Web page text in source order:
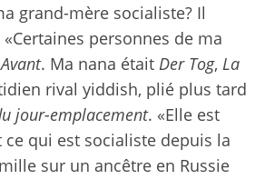
grand-mère socialiste? Il
personnes de ma
Avant. Ma nana était Der Tog, La
rival yiddish, plié plus tard
jour-emplacement. «Elle est
qui est socialiste depuis la
sur un ancêtre en Russie